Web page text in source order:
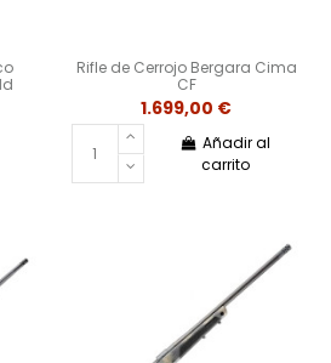
Rifle de Cerrojo Bergara Cima
CF
1.699,00 €
Añadir al
carrito